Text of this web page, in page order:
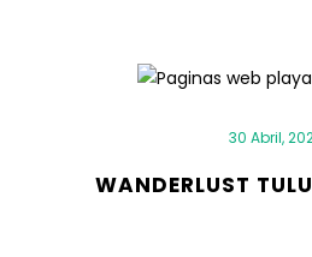
30 Abril,
WANDERLUST